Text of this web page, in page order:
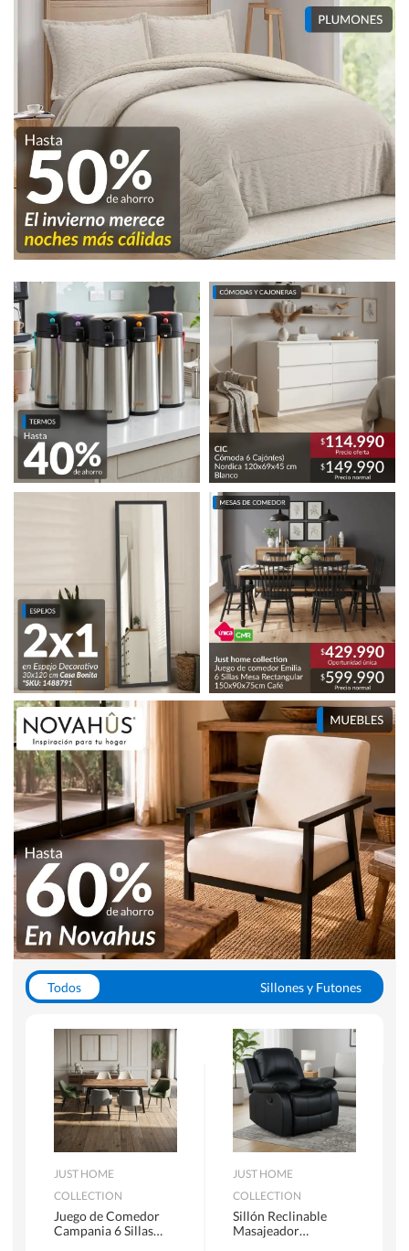
Todos
Sillones y Futones
Escritorios y Sillas PC
Racks y Muebles TV
Alfombras
JUST HOME
COLLECTION
Juego de Comedor
Campania 6 Sillas
JUST HOME
COLLECTION
Sillón Reclinable
Masajeador